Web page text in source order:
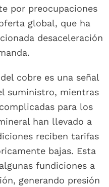
por preocupaciones
global, que ha
desaceleración
cobre es una señal
suministro, mientras
para los
han llevado a
reciben tarifas
bajas. Esta
fundiciones a
generando presión